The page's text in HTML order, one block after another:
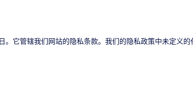
。它管辖我们网站的隐私条款。我们的隐私政策中未定义